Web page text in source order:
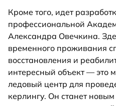
Кроме того, идет
профессиональной
Александра Овечкина.
временного проживания
восстановления и
интересный объект — это
ледовый центр для
керлингу. Он станет